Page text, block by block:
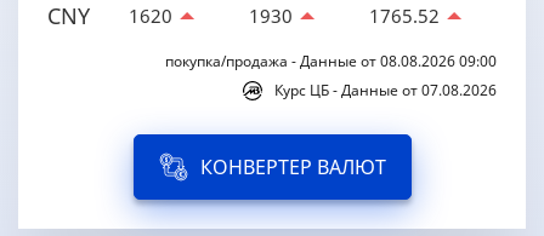
CNY 1620 1930 1765.52
покупка/продажа - Данные от 08.08.2026 09:00
Курс ЦБ - Данные от 07.08.2026
КОНВЕРТЕР ВАЛЮТ